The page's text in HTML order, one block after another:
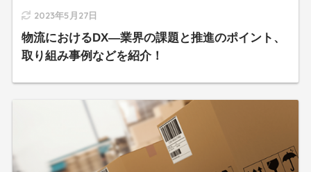
2023年5月27日
物流におけるDX―業界の課題と推進のポイント、
取り組み事例などを紹介！